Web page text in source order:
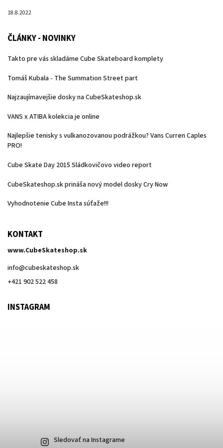
18.8.2022
ČLÁNKY - NOVINKY
Takto pre vás skladáme Cube Skateboard komplety
Tomáš Kubala - The Summation Street part
Najzaujímavejšie dosky na CubeSkateshop.sk
VANS x ATIBA kolekcia je online
Najlepšie tenisky s vulkanozovanou podrážkou? Vans Curren Caples
PRO!
Cube Skate Day 2015 Sládkovičovo video report
CubeSkateshop.sk prináša nový model dosky Cry Now
Vyhodnotenie Cube Insta súťaže!!!
KONTAKT
www.CubeSkateshop.sk
info@cubeskateshop.sk
+421 902 522 458
INSTAGRAM
Sledovať na Instagrame